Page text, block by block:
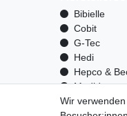
Bibielle
Cobit
G-Tec
Hedi
Hepco &
Medid
Optrel
Wir